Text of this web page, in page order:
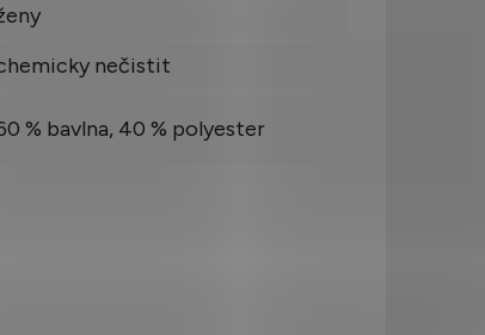
nečistit
% bavlna, 40 % polyester